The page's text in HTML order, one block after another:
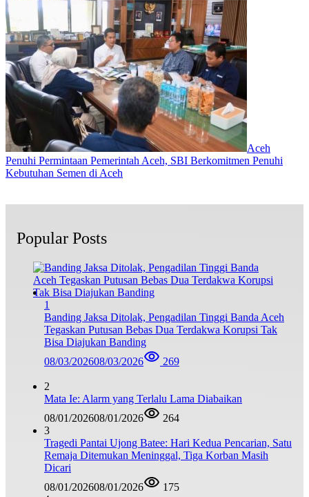
Aceh
Penuhi Permintaan Pemerintah Aceh, SBI Berkomitmen Penuhi
Kebutuhan Semen di Aceh
Popular Posts
1
Banding Jaksa Ditolak, Pengadilan Tinggi Banda Aceh
Tegaskan Putusan Bebas Dua Terdakwa Korupsi Tak
Bisa Diajukan Banding
08/03/202608/03/2026 269
2
Mata Ie: Alarm yang Terlalu Lama Diabaikan
08/01/202608/01/2026
264
3
Tragedi Pantai Ujong Batee: Hari Kedua Pencarian, Satu
Remaja Ditemukan Meninggal, Tiga Korban Masih
Dicari
08/01/202608/01/2026
175